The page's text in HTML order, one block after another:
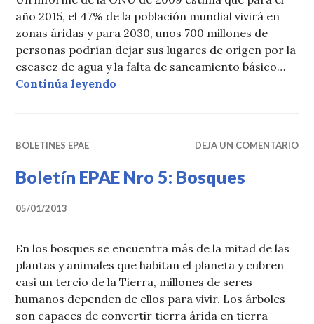
año 2015, el 47% de la población mundial vivirá en
zonas áridas y para 2030, unos 700 millones de
personas podrían dejar sus lugares de origen por la
escasez de agua y la falta de saneamiento básico…
Continúa leyendo
BOLETINES EPAE DEJA UN COMENTARIO
Boletín EPAE Nro 5: Bosques
05/01/2013
En los bosques se encuentra más de la mitad de las
plantas y animales que habitan el planeta y cubren
casi un tercio de la Tierra, millones de seres
humanos dependen de ellos para vivir. Los árboles
son capaces de convertir tierra árida en tierra